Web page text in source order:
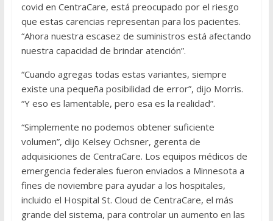
covid en CentraCare, está preocupado por el riesgo
que estas carencias representan para los pacientes.
“Ahora nuestra escasez de suministros está afectando
nuestra capacidad de brindar atención”.
“Cuando agregas todas estas variantes, siempre
existe una pequeña posibilidad de error”, dijo Morris.
“Y eso es lamentable, pero esa es la realidad”.
“Simplemente no podemos obtener suficiente
volumen”, dijo Kelsey Ochsner, gerenta de
adquisiciones de CentraCare. Los equipos médicos de
emergencia federales fueron enviados a Minnesota a
fines de noviembre para ayudar a los hospitales,
incluido el Hospital St. Cloud de CentraCare, el más
grande del sistema, para controlar un aumento en las